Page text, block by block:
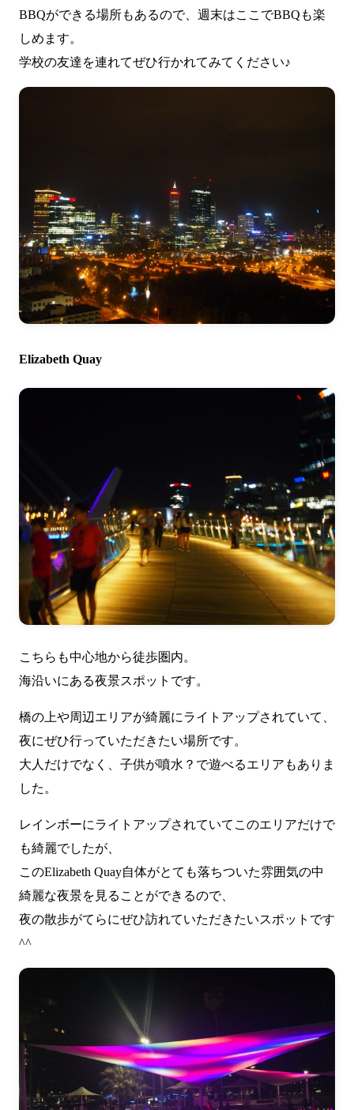
BBQができる場所もあるので、週末はここでBBQも楽
しめます。
学校の友達を連れてぜひ行かれてみてください♪
Elizabeth Quay
こちらも中心地から徒歩圏内。
海沿いにある夜景スポットです。
橋の上や周辺エリアが綺麗にライトアップされていて、
夜にぜひ行っていただきたい場所です。
大人だけでなく、子供が噴水？で遊べるエリアもありま
した。
レインボーにライトアップされていてこのエリアだけで
も綺麗でしたが、
このElizabeth Quay自体がとても落ちついた雰囲気の中
綺麗な夜景を見ることができるので、
夜の散歩がてらにぜひ訪れていただきたいスポットです
^^